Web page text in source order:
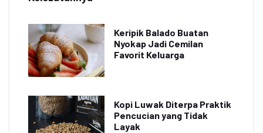
Keripik Balado Buatan
Nyokap Jadi Cemilan
Favorit Keluarga
Kopi Luwak Diterpa Praktik
Pencucian yang Tidak
Layak